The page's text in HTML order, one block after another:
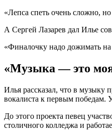
«Лепса спеть очень сложно,
А Сергей Лазарев дал Илье
«Финалочку надо дожимать на
«Музыка — это моя
Илья рассказал, что в музыку
вокалиста к первым победам.
До этого проекта певец
столичного колледжа и